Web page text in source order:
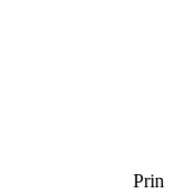
Prin